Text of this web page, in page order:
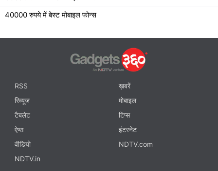
40000 रुपये में बेस्ट मोबाइल फोन्स
RSS
ख़बरें
रिव्यूज
मोबाइल
टैबलेट
टिप्स
ऐप्स
इंटरनेट
वीडियो
NDTV.com
NDTV.in